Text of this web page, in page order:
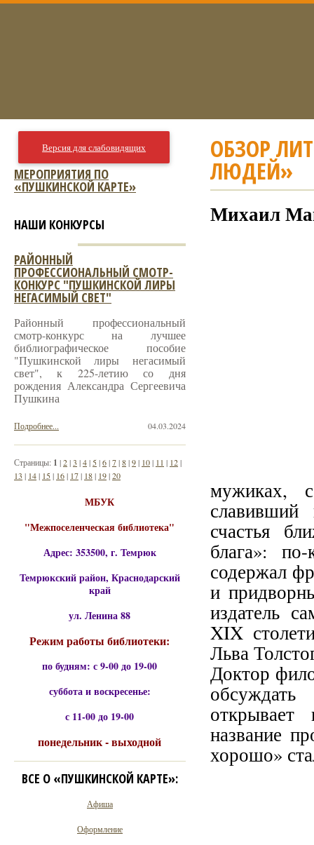
ОБЗОР
ЛЮДЕЙ»
Михаил
мужиках,
счастья
блага»:
содержал
и
издатель
XIX
Льва
Доктор
название
хорошо»
Версия для слабовидящих
МЕРОПРИЯТИЯ ПО
«ПУШКИНСКОЙ КАРТЕ»
НАШИ КОНКУРСЫ
РАЙОННЫЙ
ПРОФЕССИОНАЛЬНЫЙ СМОТР-
КОНКУРС "ПУШКИНСКОЙ ЛИРЫ
НЕГАСИМЫЙ СВЕТ"
Районный профессиональный
смотр-конкурс на лучшее
библиографическое пособие
"Пушкинской лиры негасимый
свет", к 225-летию со дня
рождения Александра Сергеевича
Пушкина
04.03.2024
Подробнее...
Страницы: 1 |2|3 |4| 5|6|7|8|9| 10| 11 | 12|
13 | 14| 15| 16| 17| 18| 19|20
МБУК
"Межпоселенческая библиотека"
Адрес: 353500, г. Темрюк
Темрюкский район, Краснодарский
край
ул. Ленина 88
Режим работы библиотеки:
по будням: с 9-00 до 19-00
суббота и воскресенье:
с 11-00 до 19-00
понедельник - выходной
ВСЕ О «ПУШКИНСКОЙ КАРТЕ»:
Афиша
Оформление